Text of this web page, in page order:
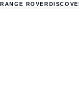
RANGE ROVER